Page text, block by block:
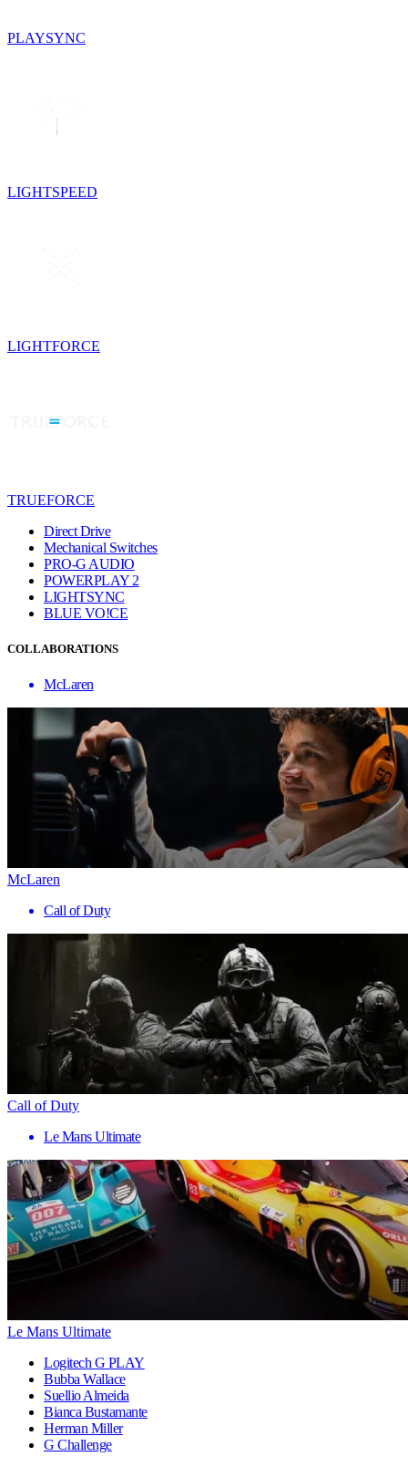
PLAYSYNC
LIGHTSPEED
LIGHTFORCE
TRUEFORCE
Direct Drive
Mechanical Switches
PRO-G AUDIO
POWERPLAY 2
LIGHTSYNC
BLUE VO!CE
COLLABORATIONS
McLaren
McLaren
Call of Duty
Call of Duty
Le Mans Ultimate
Le Mans Ultimate
Logitech G PLAY
Bubba Wallace
Suellio Almeida
Bianca Bustamante
Herman Miller
G Challenge